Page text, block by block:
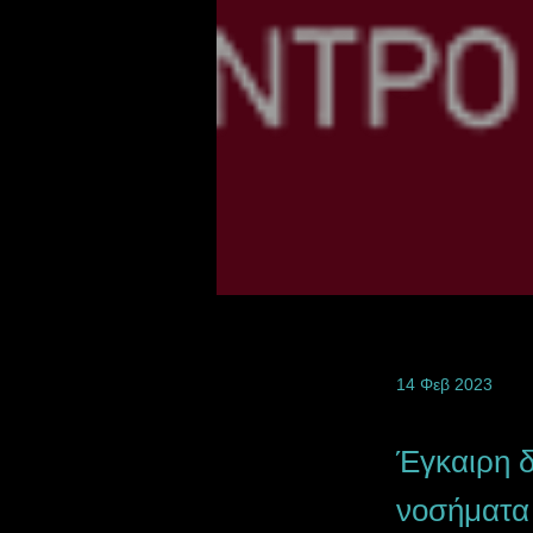
14 Φεβ 2023
Έγκαιρη
νοσήματα